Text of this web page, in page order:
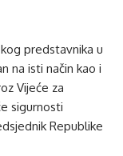
predstavnika u
na isti način kao i
Vijeće za
sigurnosti
Republike